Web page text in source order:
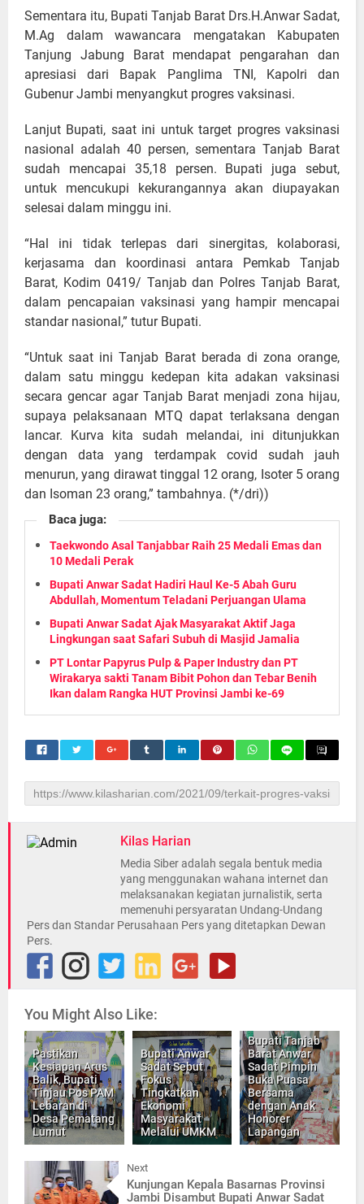
Sementara itu, Bupati Tanjab Barat Drs.H.Anwar Sadat,
M.Ag dalam wawancara mengatakan Kabupaten
Tanjung Jabung Barat mendapat pengarahan dan
apresiasi dari Bapak Panglima TNI, Kapolri dan
Gubenur Jambi menyangkut progres vaksinasi.
Lanjut Bupati, saat ini untuk target progres vaksinasi
nasional adalah 40 persen, sementara Tanjab Barat
sudah mencapai 35,18 persen. Bupati juga sebut,
untuk mencukupi kekurangannya akan diupayakan
selesai dalam minggu ini.
“Hal ini tidak terlepas dari sinergitas, kolaborasi,
kerjasama dan koordinasi antara Pemkab Tanjab
Barat, Kodim 0419/ Tanjab dan Polres Tanjab Barat,
dalam pencapaian vaksinasi yang hampir mencapai
standar nasional,” tutur Bupati.
“Untuk saat ini Tanjab Barat berada di zona orange,
dalam satu minggu kedepan kita adakan vaksinasi
secara gencar agar Tanjab Barat menjadi zona hijau,
supaya pelaksanaan MTQ dapat terlaksana dengan
lancar. Kurva kita sudah melandai, ini ditunjukkan
dengan data yang terdampak covid sudah jauh
menurun, yang dirawat tinggal 12 orang, Isoter 5 orang
dan Isoman 23 orang,” tambahnya. (*/dri))
Baca juga:
Taekwondo Asal Tanjabbar Raih 25 Medali Emas dan
10 Medali Perak
Bupati Anwar Sadat Hadiri Haul Ke-5 Abah Guru
Abdullah, Momentum Teladani Perjuangan Ulama
Bupati Anwar Sadat Ajak Masyarakat Aktif Jaga
Lingkungan saat Safari Subuh di Masjid Jamalia
PT Lontar Papyrus Pulp & Paper Industry dan PT
Wirakarya sakti Tanam Bibit Pohon dan Tebar Benih
Ikan dalam Rangka HUT Provinsi Jambi ke-69
Kilas Harian
Media Siber adalah segala bentuk media
yang menggunakan wahana internet dan
melaksanakan kegiatan jurnalistik, serta
memenuhi persyaratan Undang-Undang
Pers dan Standar Perusahaan Pers yang ditetapkan Dewan
Pers.
You Might Also Like:
Pastikan
Kesiapan Arus
Balik, Bupati
Tinjau Pos PAM
Lebaran di
Desa Pematang
Lumut
Bupati Anwar
Sadat Sebut
Fokus
Tingkatkan
Ekonomi
Masyarakat
Melalui UMKM
Bupati Tanjab
Barat Anwar
Sadat Pimpin
Buka Puasa
Bersama
dengan Anak
Honorer
Lapangan
Next
Kunjungan Kepala Basarnas Provinsi
Jambi Disambut Bupati Anwar Sadat